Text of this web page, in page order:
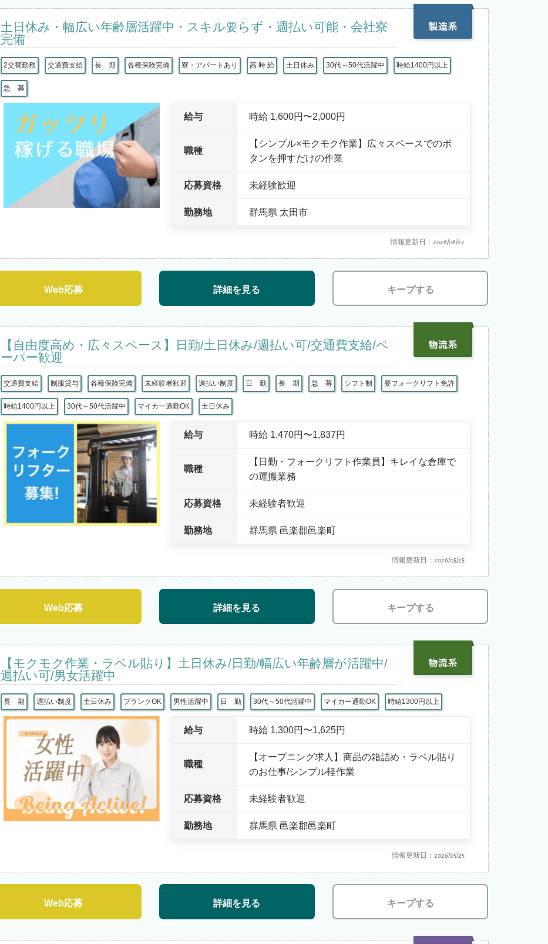
土日休み・幅広い年齢層活躍中・スキル要らず・週払い可能・会社寮
完備
2交替勤務 交通費支給 長 期 各種保険完備 寮・アパートあり 高 時 給 土日休み 30代～50代活躍中 時給1400円以上
急 募
給与 時給 1,600円〜2,000円
職種
【シンプル×モクモク作業】広々スペースでのボ
タンを押すだけの作業
応募資格 未経験歓迎
勤務地 群馬県 太田市
情報更新日：2026/06/22
Web応募 詳細を見る キープする
【自由度高め・広々スペース】日勤/土日休み/週払い可/交通費支給/ペ
ーパー歓迎
交通費支給 制服貸与 各種保険完備 未経験者歓迎 週払い制度 日 勤 長 期 急 募 シフト制 要フォークリフト免許
時給1400円以上 30代～50代活躍中 マイカー通勤OK 土日休み
給与 時給 1,470円〜1,837円
職種
【日勤・フォークリフト作業員】キレイな倉庫で
の運搬業務
応募資格 未経験者歓迎
勤務地 群馬県 邑楽郡邑楽町
情報更新日：2026/05/25
Web応募 詳細を見る キープする
【モクモク作業・ラベル貼り】土日休み/日勤/幅広い年齢層が活躍中/
週払い可/男女活躍中
長 期 週払い制度 土日休み ブランクOK 男性活躍中 日 勤 30代～50代活躍中 マイカー通勤OK 時給1300円以上
給与 時給 1,300円〜1,625円
職種
【オープニング求人】商品の箱詰め・ラベル貼り
のお仕事/シンプル軽作業
応募資格 未経験者歓迎
勤務地 群馬県 邑楽郡邑楽町
情報更新日：2026/05/25
Web応募 詳細を見る キープする